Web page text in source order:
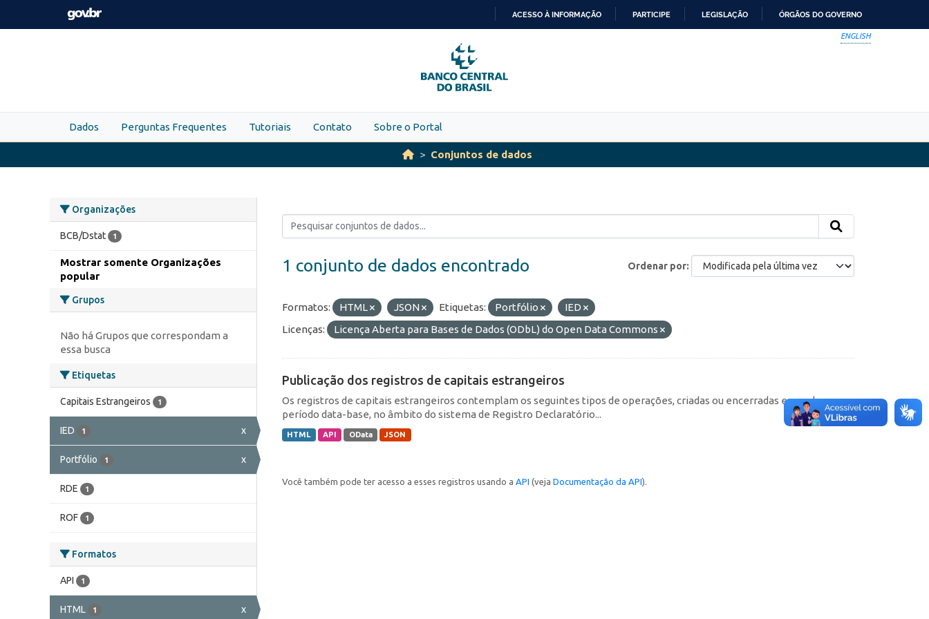
Skip to main content
PARA
O
CONTEÚDO
ACESSO À INFORMAÇÃO PARTICIPE LEGISLAÇÃO ÓRGÃOS DO GOVERNO
ENGLISH
Dados Perguntas Frequentes Tutoriais Contato Sobre o Portal
Conjuntos de dados
Organizações
BCB/Dstat 1
Mostrar somente Organizações
popular
Grupos
Não há Grupos que correspondam a
essa busca
Etiquetas
Capitais Estrangeiros 1
IED 1 x
Portfólio 1 x
RDE 1
ROF 1
Formatos
API 1
HTML 1 x
Ordenar por
1 conjunto de dados encontrado
Formatos: HTML JSON Etiquetas: Portfólio
IED
Licenças:
Licença Aberta para Bases de Dados (ODbL) do Open Data Commons
Publicação dos registros de capitais estrangeiros
Os registros de capitais estrangeiros contemplam os seguintes tipos de operações, criadas ou encerradas em cada
período data-base, no âmbito do sistema de Registro Declaratório...
HTML API OData JSON
Você também pode ter acesso a esses registros usando a API (veja Documentação da API).